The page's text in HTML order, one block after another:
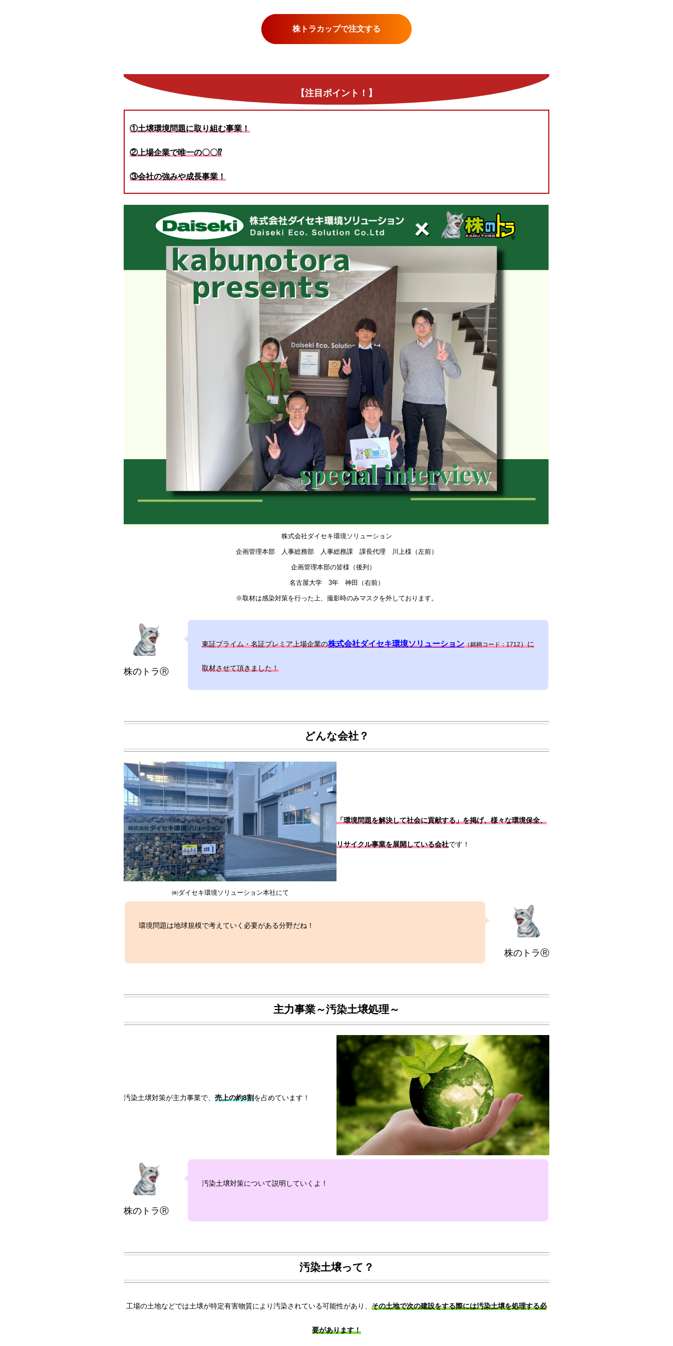
株トラカップで注文する
【注目ポイント！】
①土壌環境問題に取り組む事業！
②上場企業で唯一の〇〇⁉
③会社の強みや成長事業！
株式会社ダイセキ環境ソリューション
企画管理本部 人事総務部 人事総務課 課長代理 川上様（左前）
企画管理本部の皆様（後列）
名古屋大学 3年 神田（右前）
※取材は感染対策を行った上、撮影時のみマスクを外しております。
株のトラⓇ
東証プライム・名証プレミア上場企業の株式会社ダイセキ環境ソリューション（銘柄コード：1712）に
取材させて頂きました！
どんな会社？
㈱ダイセキ環境ソリューション本社にて
「環境問題を解決して社会に貢献する」を掲げ、様々な環境保全、
リサイクル事業を展開している会社です！
株のトラⓇ
環境問題は地球規模で考えていく必要がある分野だね！
主力事業～汚染土壌処理～
汚染土壌対策が主力事業で、 売上の約8割を占めています！
株のトラⓇ
汚染土壌対策について説明していくよ ！
汚染土壌って？
工場の土地などでは土壌が特定有害物質により汚染されている可能性があり、 その土地で次の建設をする際には汚染土壌を処理する必
要があります！